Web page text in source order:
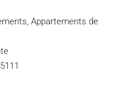
Appartements de